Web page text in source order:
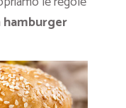
hamburger